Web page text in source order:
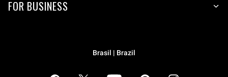
FOR BUSINESS
Brasil | Brazil